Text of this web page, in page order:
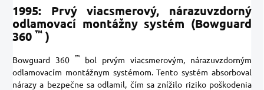
1995: Prvý viacsmerový, nárazuvzdorný
odlamovací montážny systém (Bowguard
360 ™ )
Bowguard 360 ™
bol prvým viacsmerovým, nárazuvzdorným
odlamovacím montážnym systémom. Tento systém absorboval
nárazy a bezpečne sa odlamil, čím sa znížilo riziko poškodenia